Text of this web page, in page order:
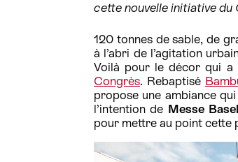
cette nouvelle initiative du
120 tonnes de sable, de
à l’abri de l’agitation
Voilà pour le décor qui
Congrès. Rebaptisé
propose une ambiance
l’intention de Messe
pour mettre au point cette